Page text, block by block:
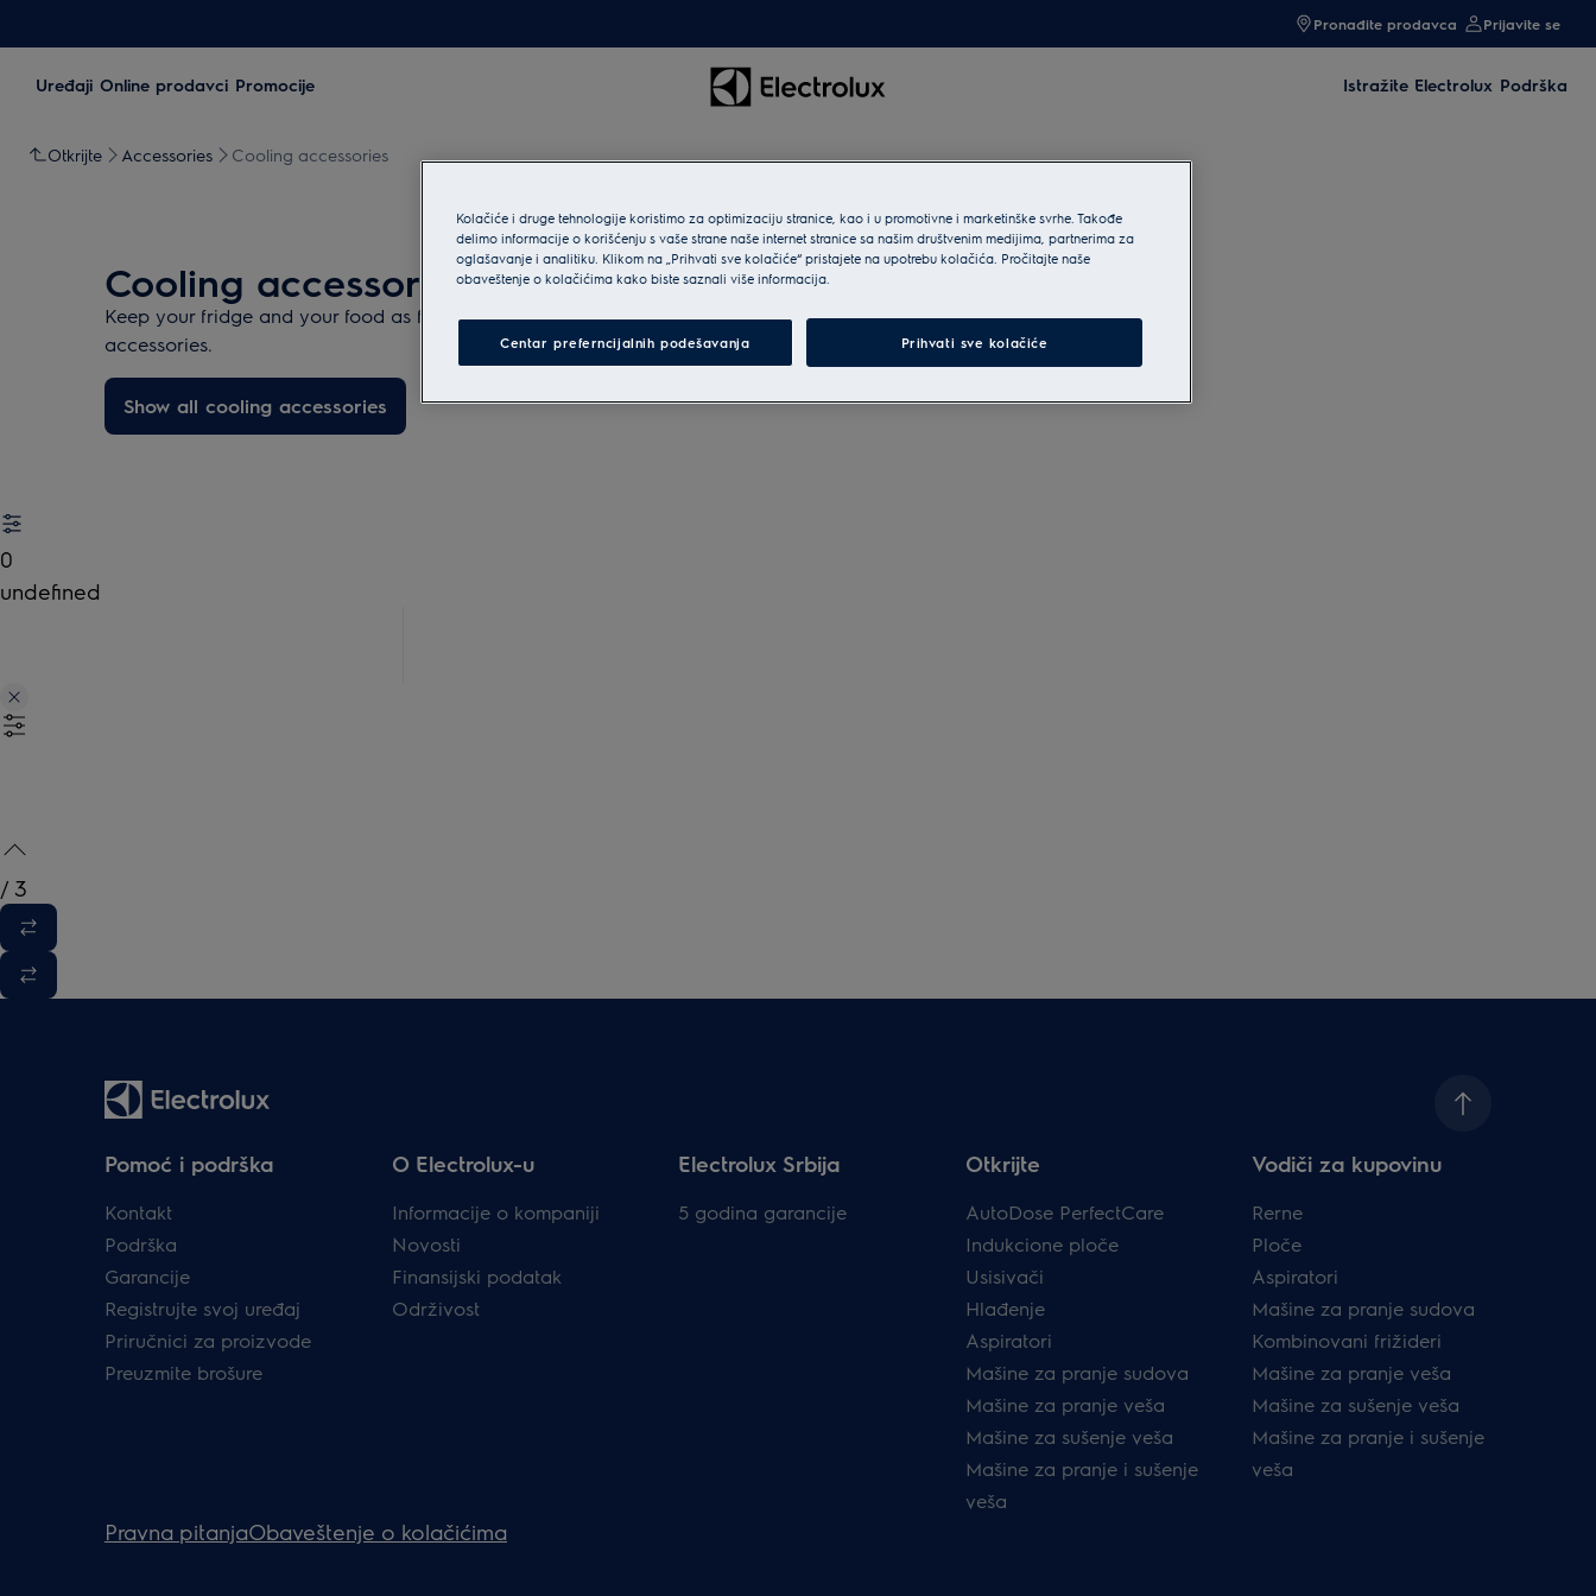
Pronađite prodavca Prijavite se
Uređaji Online prodavci Promocije Istražite Electrolux Podrška
Otkrijte Accessories Cooling accessories
Cooling accessories
Keep your fridge and your food as fresh as can be with our cooling
accessories.
Show all cooling accessories
0
undefined
/ 3
Pomoć i podrška
Kontakt
Podrška
Garancije
Registrujte svoj uređaj
Priručnici za proizvode
Preuzmite brošure
O Electrolux-u
Informacije o kompaniji
Novosti
Finansijski podatak
Održivost
Electrolux Srbija
5 godina garancije
Otkrijte
AutoDose PerfectCare
Indukcione ploče
Usisivači
Hlađenje
Aspiratori
Mašine za pranje sudova
Mašine za pranje veša
Mašine za sušenje veša
Mašine za pranje i sušenje
veša
Vodiči za kupovinu
Rerne
Ploče
Aspiratori
Mašine za pranje sudova
Kombinovani frižideri
Mašine za pranje veša
Mašine za sušenje veša
Mašine za pranje i sušenje
veša
Pravna pitanjaObaveštenje o kolačićima
Kolačiće i druge tehnologije koristimo za optimizaciju stranice, kao i u promotivne i marketinške svrhe. Takođe
delimo informacije o korišćenju s vaše strane naše internet stranice sa našim društvenim medijima, partnerima za
oglašavanje i analitiku. Klikom na „Prihvati sve kolačiće“ pristajete na upotrebu kolačića. Pročitajte naše
obaveštenje o kolačićima kako biste saznali više informacija.
Centar preferncijalnih podešavanja Prihvati sve kolačiće